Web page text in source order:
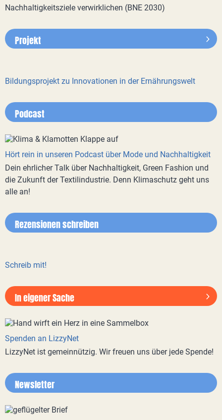
Nachhaltigkeitsziele verwirklichen (BNE 2030)
Projekt
Bildungsprojekt zu Innovationen in der Ernährungswelt
Podcast
Hört rein in unseren Podcast über Mode und Nachhaltigkeit
Dein ehrlicher Talk über Nachhaltigkeit, Green Fashion und
die Zukunft der Textilindustrie. Denn Klimaschutz geht uns
alle an!
Rezensionen schreiben
Schreib mit!
In eigener Sache
Spenden an LizzyNet
LizzyNet ist gemeinnützig. Wir freuen uns über jede Spende!
Newsletter